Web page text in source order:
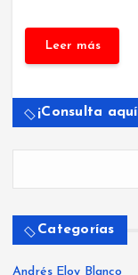
¡Consulta
Categorías
Andrés Eloy Blanco